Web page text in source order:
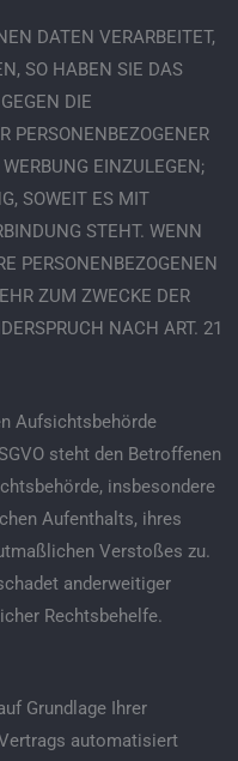
DATEN VERARBEITET,
SO HABEN SIE DAS
DIE
PERSONENBEZOGENER
EINZULEGEN;
SOWEIT ES MIT
STEHT. WENN
PERSONENBEZOGENEN
ZUM ZWECKE DER
NACH ART. 21
Aufsichts­behörde
steht den Betroffenen
insbesondere
Aufenthalts, ihres
Verstoßes zu.
anderweitiger
Rechtsbehelfe.
Grundlage Ihrer
automatisiert